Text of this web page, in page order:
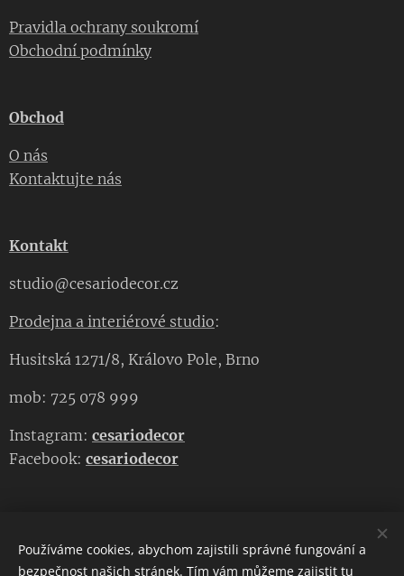
Pravidla ochrany soukromí
Obchodní podmínky
Obchod
O nás
Kontaktujte nás
Kontakt
studio@cesariodecor.cz
Prodejna a interiérové studio:
Husitská 1271/8, Královo Pole, Brno
mob: 725 078 999
Instagram: cesariodecor
Facebook: cesariodecor
CESARIO DECOR
Používáme cookies, abychom zajistili správné fungování a
bezpečnost našich stránek. Tím vám můžeme zajistit tu